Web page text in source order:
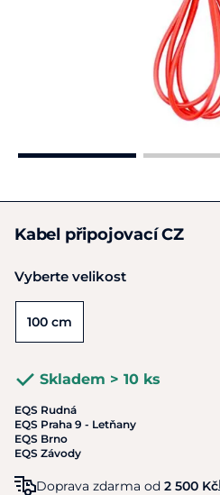
Kabel připojovací CZ
Vyberte velikost
100 cm
Skladem > 10 ks
EQS Rudná
EQS Praha 9 - Letňany
EQS Brno
EQS Závody
Doprava zdarma od 2 500 Kč